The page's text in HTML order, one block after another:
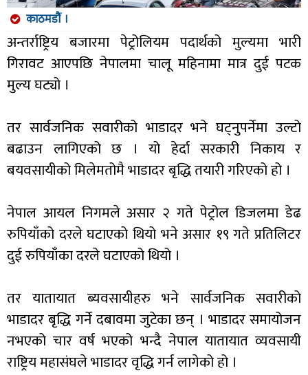
काठमडौं ।
अन्तर्राष्ट्रिय बजारमा पेट्रोलियम पदार्थको मुल्यमा भारी
गिरावट आएपछि नेपालमा चालू महिनामा मात्र दुई पटक
मुल्य घट्यो ।
तर सार्वजनिक सवारीको भाडादर भने घट्नुपर्नेमा उल्टो
बढाउन लागिएको छ । यो हेर्दा सरकारी निकाय र
बयवसायीको मिलेमतोमै भाडादर बृद्धि तयारी गरिएको हो ।
नेपाल आयल निगमले असार २ गते पेट्रोल डिजलमा डेढ
रुपियाँको दरले घटाएको थियो भने असार १९ गते प्रतिलिटर
दुई रुपियाँका दरले घटाएको थियो ।
तर यातायात ब्यवसायीहरु भने सार्वजनिक सवारीको
भाडादर बृद्धि गर्ने दबावमा जुटेका छन् । भाडादर समायोजन
नभएको चार वर्ष भएको भन्दै नेपाल यातायात व्यवसायी
राष्ट्रिय महासंघले भाडादर वृद्धि गर्न लागेको हो ।